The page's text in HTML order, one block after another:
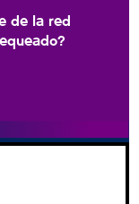
de la red